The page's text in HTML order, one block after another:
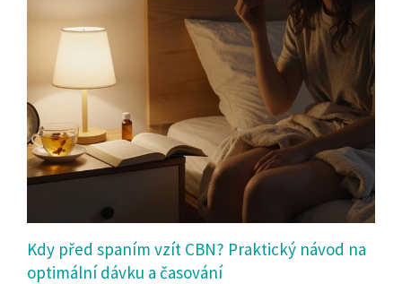
Kdy před spaním vzít CBN? Praktický návod na
optimální dávku a časování